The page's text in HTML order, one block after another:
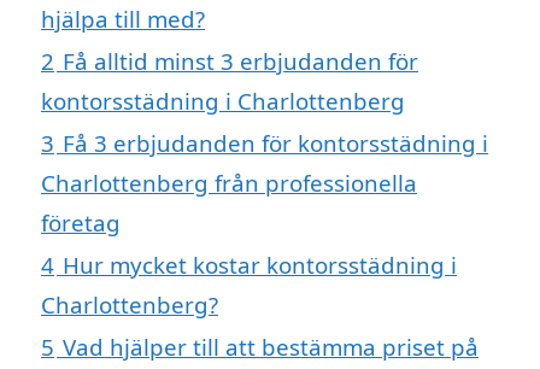
hjälpa till med?
2 Få alltid minst 3 erbjudanden för
kontorsstädning i Charlottenberg
3 Få 3 erbjudanden för kontorsstädning i
Charlottenberg från professionella
företag
4 Hur mycket kostar kontorsstädning i
Charlottenberg?
5 Vad hjälper till att bestämma priset på